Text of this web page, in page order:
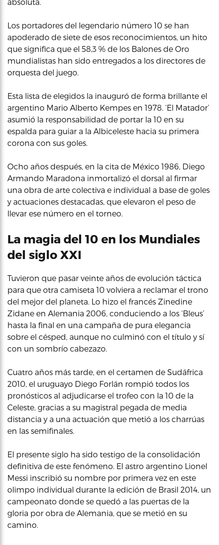
Los portadores del legendario número 10 se han
apoderado de siete de esos reconocimientos, un hito
que significa que el 58,3 % de los Balones de Oro
mundialistas han sido entregados a los directores de
orquesta del juego.
Esta lista de elegidos la inauguró de forma brillante el
argentino Mario Alberto Kempes en 1978. ‘El Matador’
asumió la responsabilidad de portar la 10 en su
espalda para guiar a la Albiceleste hacia su primera
corona con sus goles.
Ocho años después, en la cita de México 1986, Diego
Armando Maradona inmortalizó el dorsal al firmar
una obra de arte colectiva e individual a base de goles
y actuaciones destacadas, que elevaron el peso de
llevar ese número en el torneo.
La magia del 10 en los Mundiales
del siglo XXI
Tuvieron que pasar veinte años de evolución táctica
para que otra camiseta 10 volviera a reclamar el trono
del mejor del planeta. Lo hizo el francés Zinedine
Zidane en Alemania 2006, conduciendo a los ‘Bleus’
hasta la final en una campaña de pura elegancia
sobre el césped, aunque no culminó con el título y sí
con un sombrío cabezazo.
Cuatro años más tarde, en el certamen de Sudáfrica
2010, el uruguayo Diego Forlán rompió todos los
pronósticos al adjudicarse el trofeo con la 10 de la
Celeste, gracias a su magistral pegada de media
distancia y a una actuación que metió a los charrúas
en las semifinales.
El presente siglo ha sido testigo de la consolidación
definitiva de este fenómeno. El astro argentino Lionel
Messi inscribió su nombre por primera vez en este
olimpo individual durante la edición de Brasil 2014, un
campeonato donde se quedó a las puertas de la
gloria por obra de Alemania, que se metió en su
camino.